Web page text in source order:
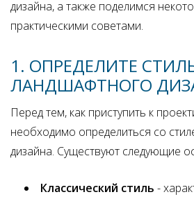
дизайна, а также поделимся
практическими советами.
1. ОПРЕДЕЛИТЕ
ЛАНДШАФТНОГО
Перед тем, как приступить к
необходимо определиться со
дизайна. Существуют следующие
Классический стиль -